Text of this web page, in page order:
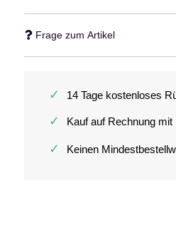
Frage zum Artikel
✓ 14 Tage kostenloses
✓ Kauf auf Rechnung mit
✓ Keinen